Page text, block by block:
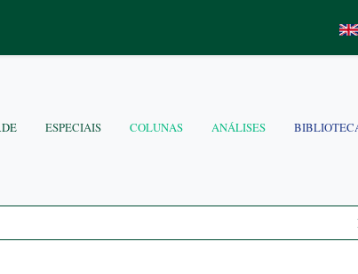
ESPECIAIS COLUNAS ANÁLISES